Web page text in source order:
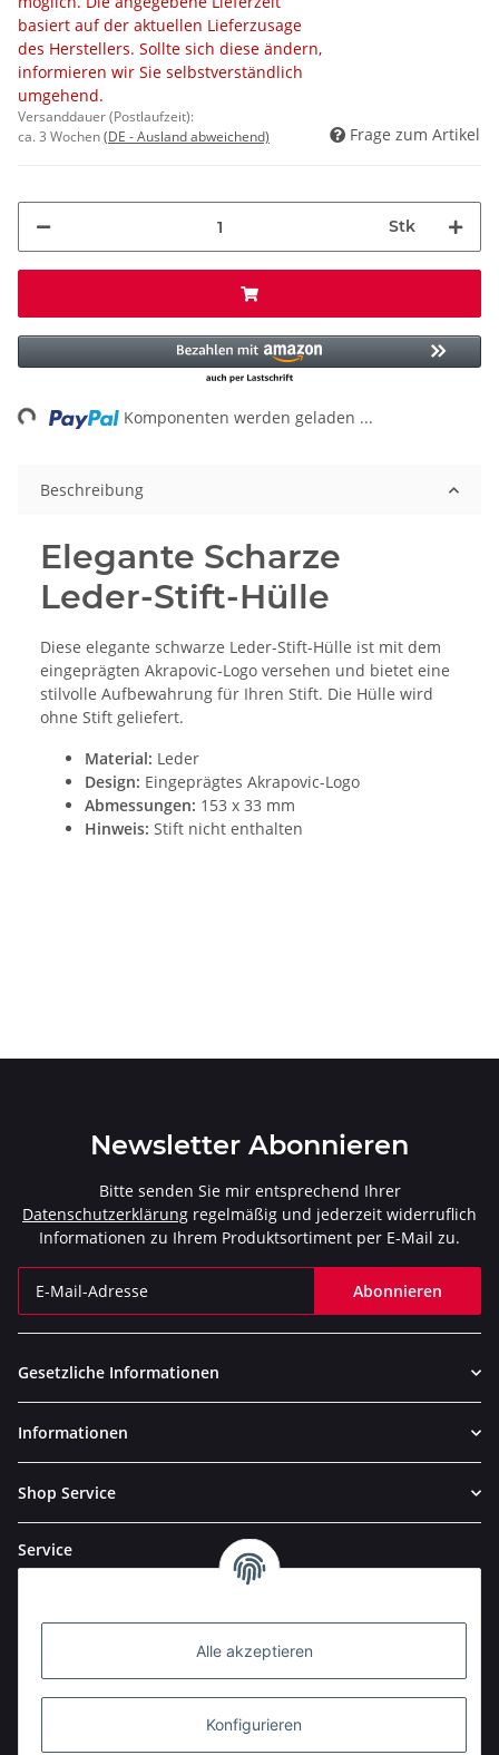
Alle akzeptieren
Konfigurieren
basiert auf der aktuellen Lieferzusage
des Herstellers. Sollte sich diese ändern,
informieren wir Sie selbstverständlich
umgehend.
Versanddauer (Postlaufzeit):
ca. 3 Wochen(DE - Ausland abweichend) Frage zum Artikel
Stk
Komponenten werden geladen ...
Beschreibung
Elegante Scharze
Leder-Stift-Hülle
Diese elegante schwarze Leder-Stift-Hülle ist mit dem
eingeprägten Akrapovic-Logo versehen und bietet eine
stilvolle Aufbewahrung für Ihren Stift. Die Hülle wird
ohne Stift geliefert.
Material: Leder
Design: Eingeprägtes Akrapovic-Logo
Abmessungen: 153 x 33 mm
Hinweis: Stift nicht enthalten
Newsletter Abonnieren
Bitte senden Sie mir entsprechend Ihrer
Datenschutzerklärung regelmäßig und jederzeit widerruflich
Informationen zu Ihrem Produktsortiment per E-Mail zu.
Abonnieren
Gesetzliche Informationen
Informationen
Shop Service
Service